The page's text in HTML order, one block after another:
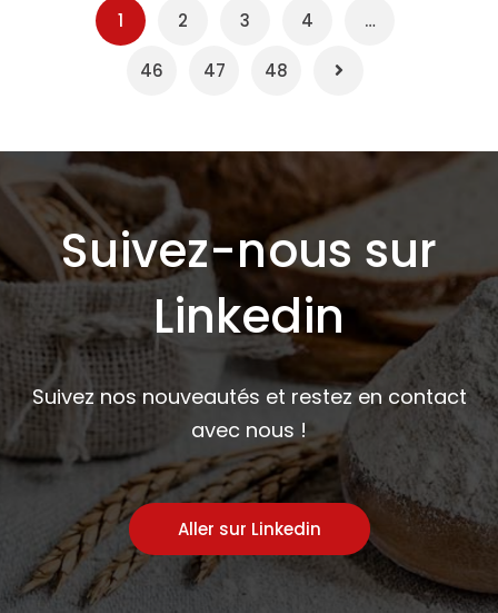
1 2 3 4 …
46 47 48
Suivez-nous sur
Linkedin
Suivez nos nouveautés et restez en contact
avec nous !
Aller sur Linkedin